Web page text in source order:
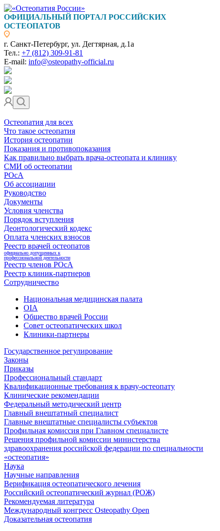
ОФИЦИАЛЬНЫЙ ПОРТАЛ РОССИЙСКИХ
ОСТЕОПАТОВ
г. Санкт-Петербург, ул. Дегтярная, д.1а
Тел.: +7 (812) 309-91-81
E-mail: info@osteopathy-official.ru
Остеопатия для всех
Что такое остеопатия
История остеопатии
Показания и противопоказания
Как правильно выбрать врача-остеопата и клинику
СМИ об остеопатии
РОсА
Об ассоциации
Руководство
Документы
Условия членства
Порядок вступления
Деонтологический кодекс
Оплата членских взносов
Реестр врачей остеопатов
официально допущенных к
профессиональной деятельности
Реестр членов РОсА
Реестр клиник-партнеров
Сотрудничество
Национальная медицинская палата
OIA
Общество врачей России
Совет остеопатических школ
Клиники-партнеры
Государственное регулирование
Законы
Приказы
Профессиональный стандарт
Квалификационные требования к врачу-остеопату
Клинические рекомендации
Федеральный методический центр
Главный внештатный специалист
Главные внештатные специалисты субъектов
Профильная комиссия при Главном специалисте
Решения профильной комиссии министерства
здравоохранения российской федерации по специальности
«остеопатия»
Наука
Научные направления
Верификация остеопатического лечения
Российский остеопатический журнал (РОЖ)
Рекомендуемая литература
Международный конгресс Osteopathy Open
Доказательная остеопатия